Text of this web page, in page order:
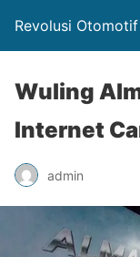
Revolusi Otomotif
Wuling
Internet
admin